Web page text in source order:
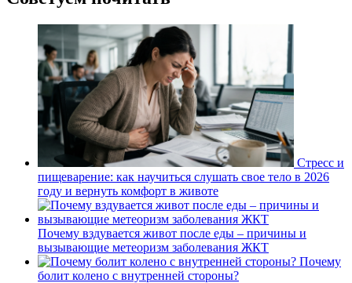
Стресс и
пищеварение: как научиться слушать свое тело в 2026
году и вернуть комфорт в животе
Почему вздувается живот после еды – причины и
вызывающие метеоризм заболевания ЖКТ
Почему
болит колено с внутренней стороны?